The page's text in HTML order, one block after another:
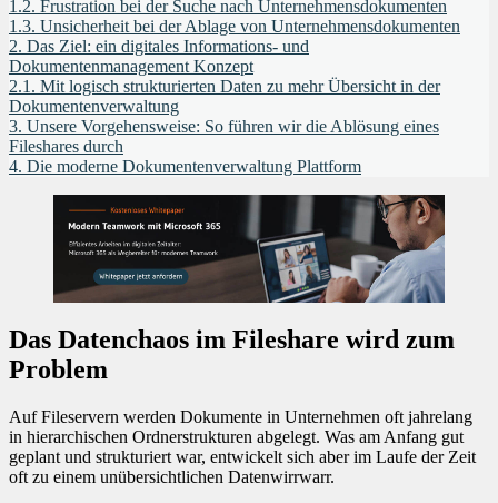
1.2. Frustration bei der Suche nach Unternehmensdokumenten
1.3. Unsicherheit bei der Ablage von Unternehmensdokumenten
2. Das Ziel: ein digitales Informations- und
Dokumentenmanagement Konzept
2.1. Mit logisch strukturierten Daten zu mehr Übersicht in der
Dokumentenverwaltung
3. Unsere Vorgehensweise: So führen wir die Ablösung eines
Fileshares durch
4. Die moderne Dokumentenverwaltung Plattform
Das Datenchaos im Fileshare wird zum
Problem
Auf Fileservern werden Dokumente in Unternehmen oft jahrelang
in hierarchischen Ordnerstrukturen abgelegt. Was am Anfang gut
geplant und strukturiert war, entwickelt sich aber im Laufe der Zeit
oft zu einem unübersichtlichen Datenwirrwarr.